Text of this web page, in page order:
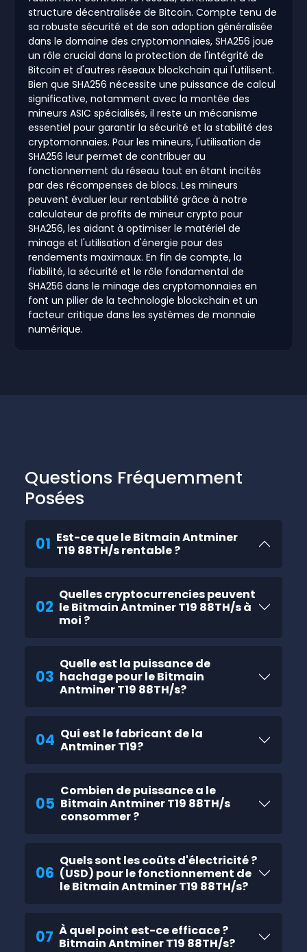
structure décentralisée de Bitcoin. Compte tenu de
sa robuste sécurité et de son adoption généralisée
dans le domaine des cryptomonnaies, SHA256 joue
un rôle crucial dans la protection de l'intégrité de
Bitcoin et d'autres réseaux blockchain qui l'utilisent.
Bien que SHA256 nécessite une puissance de calcul
significative, notamment avec la montée des
mineurs ASIC spécialisés, il reste un mécanisme
essentiel pour garantir la sécurité et la stabilité des
cryptomonnaies. Pour les mineurs, l'utilisation de
SHA256 leur permet de contribuer au
fonctionnement du réseau tout en étant incités
par des récompenses de blocs. Les mineurs
peuvent évaluer leur rentabilité grâce à notre
calculateur de profits de mineur crypto pour
SHA256, les aidant à optimiser le matériel de
minage et l'utilisation d'énergie pour des
rendements maximaux. En fin de compte, la
fiabilité, la sécurité et le rôle fondamental de
SHA256 dans le minage des cryptomonnaies en
font un pilier de la technologie blockchain et un
facteur critique dans les systèmes de monnaie
numérique.
Questions Fréquemment
Posées
01 Est-ce que le Bitmain Antminer
T19 88TH/s rentable ?
02
Quelles cryptocurrencies peuvent
le Bitmain Antminer T19 88TH/s à
moi ?
03
Quelle est la puissance de
hachage pour le Bitmain
Antminer T19 88TH/s?
04 Qui est le fabricant de la
Antminer T19?
05
Combien de puissance a le
Bitmain Antminer T19 88TH/s
consommer ?
06
Quels sont les coûts d'électricité ?
(USD) pour le fonctionnement de
le Bitmain Antminer T19 88TH/s?
07 À quel point est-ce efficace ?
Bitmain Antminer T19 88TH/s?